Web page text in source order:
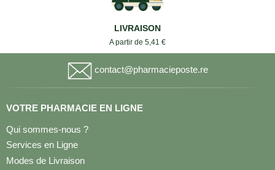
LIVRAISON
A partir de 5,41 €
contact@pharmacieposte.re
VOTRE PHARMACIE EN LIGNE
Qui sommes-nous ?
Services en Ligne
Modes de Livraison